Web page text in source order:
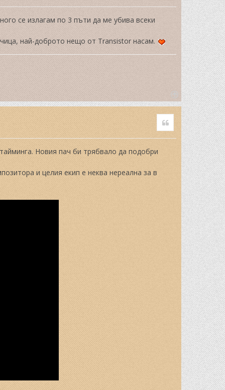
се излагам по 3 пъти да ме убива всеки
най-доброто нещо от Transistor насам.
T
o
p
Quote
Новия пач би трябвало да подобри
и целия екип е неква нереална за в